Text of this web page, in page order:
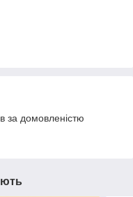
за домовленістю